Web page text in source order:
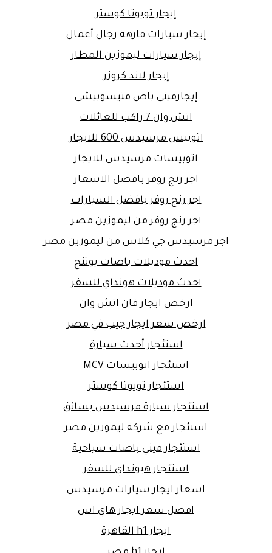
إيجار تويوتا كوستر
إيجار سيارات فارهة رجال أعمال
إيجار سيارات ليموزين المطار
إيجار لاند كروزر
إيجارمينى باص متيسوبيشى
اتش وان 7 راكب للعائلات
اتوبيس مرسيدس 600 للايجار
اتوبيسات مرسيدس للايجار
اجر رنج روفر بافضل الاسعار
اجر رنج روفر بافضل السيارات
اجر رنج روفر من ليموزين مصر
اجر مرسيدس جي كلاس من ليموزين مصر
احدث موديلات باصات يوتنج
احدث موديلات هونداي للسفر
ارخص ايجار فان اتش وان
ارخص سعر ايجار جيب في مصر
استئجار أحدث سيارة
استئجار اتوبيسات MCV
استئجار تويوتا كوستر
استئجار سيارة مرسيدس بسائق
استئجار مع شركة ليموزين مصر
استئجار ميني باصات سياحية
استئجار هيونداي للسفر
اسعار ايجار سيارات مرسيدس
افضل سعر ايجار هاي اس
ايجار h1 القاهرة